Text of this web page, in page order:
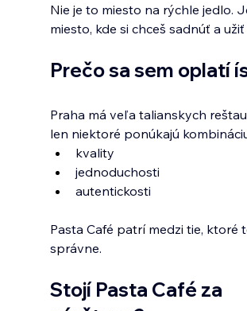
Nie je to miesto na rýchle jedlo.
miesto, kde si chceš sadnúť a užiť
Prečo sa sem oplatí
Praha má veľa talianskych
len niektoré ponúkajú
kvality
jednoduchosti
autentickosti
Pasta Café patrí medzi tie, ktoré
správne.
Stojí Pasta Café za